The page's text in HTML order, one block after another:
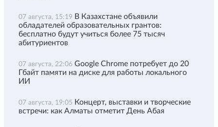
07 августа, 15:19 В Казахстане объявили
обладателей образовательных грантов:
бесплатно будут учиться более 75 тысяч
абитуриентов
07 августа, 22:06 Google Chrome потребует до 20
Гбайт памяти на диске для работы локального
ИИ
07 августа, 19:05 Концерт, выставки и творческие
встречи: как Алматы отметит День Абая